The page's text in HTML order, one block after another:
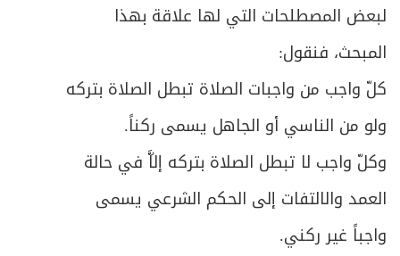
لبعض المصطلحات التي لها علاقة بهذا
المبحث، فنقول:
كلّ واجب من واجبات الصلاة تبطل الصلاة بتركه
ولو من الناسي أو الجاهل يسمى ركناً.
وكلّ واجب لا تبطل الصلاة بتركه إلاَّ في حالة
العمد والالتفات إلى الحكم الشرعي يسمى
واجباً غير ركني.
ص
419 متى يجب القضاء؟
420
ص
421 أحكام القضاء
ص
423 القضاء عن الميت
430 الباب الثالث - في الصوم والاعتكاف